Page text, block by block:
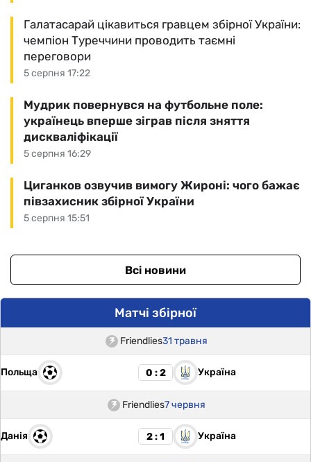
5 серпня 17:22
Галатасарай цікавиться гравцем збірної України:
чемпіон Туреччини проводить таємні
переговори
5 серпня 16:29
Мудрик повернувся на футбольне поле:
українець вперше зіграв після зняття
дискваліфікації
5 серпня 15:51
Циганков озвучив вимогу Жироні: чого бажає
півзахисник збірної України
Всі новини
Матчі збірної
Friendlies31 травня
Польща 0 : 2 Україна
Friendlies7 червня
Данія 2 : 1 Україна